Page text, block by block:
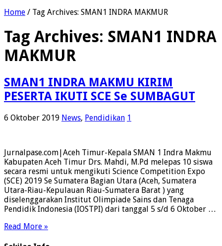
Home / Tag Archives: SMAN1 INDRA MAKMUR
Tag Archives: SMAN1 INDRA
MAKMUR
SMAN1 INDRA MAKMU KIRIM
PESERTA IKUTI SCE Se SUMBAGUT
6 Oktober 2019 News, Pendidikan 1
Jurnalpase.com|Aceh Timur-Kepala SMAN 1 Indra Makmu
Kabupaten Aceh Timur Drs. Mahdi, M.Pd melepas 10 siswa
secara resmi untuk mengikuti Science Competition Expo
(SCE) 2019 Se Sumatera Bagian Utara (Aceh, Sumatera
Utara-Riau-Kepulauan Riau-Sumatera Barat ) yang
diselenggarakan Institut Olimpiade Sains dan Tenaga
Pendidik Indonesia (IOSTPI) dari tanggal 5 s/d 6 Oktober …
Read More »